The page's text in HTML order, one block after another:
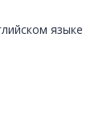
языке